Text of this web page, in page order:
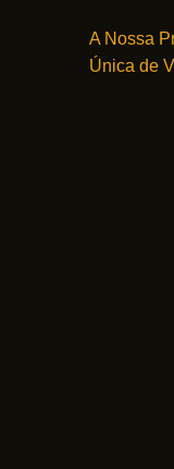
A Nossa
Única de